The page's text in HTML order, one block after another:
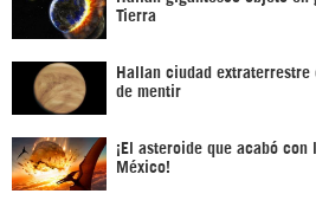
Tierra
Hallan ciudad extraterrestre
de mentir
¡El asteroide que acabó con
México!